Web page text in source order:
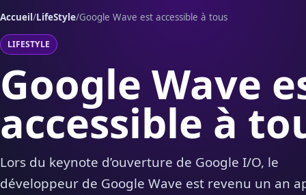
Accueil/LifeStyle/Google Wave est accessible à tous
LIFESTYLE
Google Wave
accessible à
Lors du keynote d’ouverture de Google I/O, le
développeur de Google Wave est revenu un an